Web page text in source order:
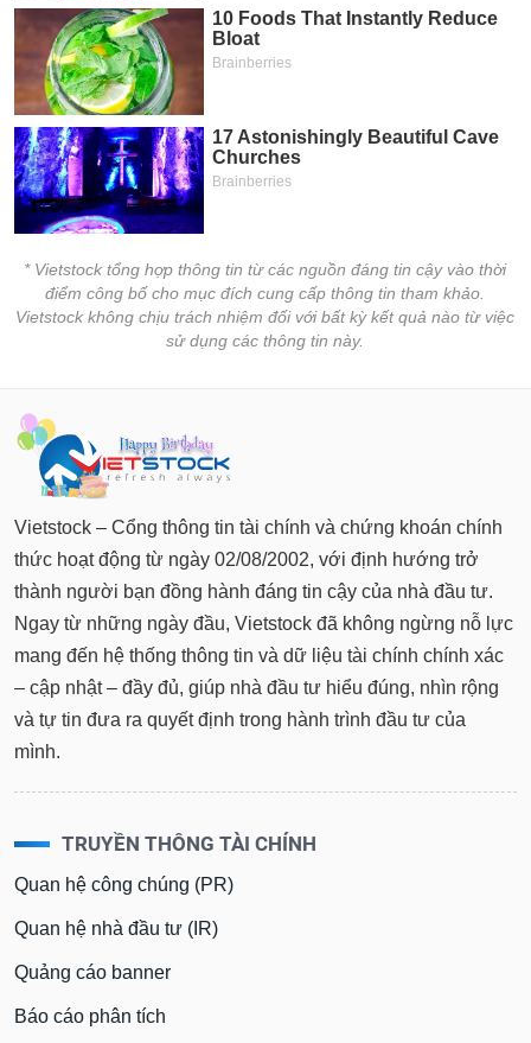
* Vietstock tổng hợp thông tin từ các nguồn đáng tin cậy vào thời
điểm công bố cho mục đích cung cấp thông tin tham khảo.
Vietstock không chịu trách nhiệm đối với bất kỳ kết quả nào từ việc
sử dụng các thông tin này.
Vietstock – Cổng thông tin tài chính và chứng khoán chính
thức hoạt động từ ngày 02/08/2002, với định hướng trở
thành người bạn đồng hành đáng tin cậy của nhà đầu tư.
Ngay từ những ngày đầu, Vietstock đã không ngừng nỗ lực
mang đến hệ thống thông tin và dữ liệu tài chính chính xác
– cập nhật – đầy đủ, giúp nhà đầu tư hiểu đúng, nhìn rộng
và tự tin đưa ra quyết định trong hành trình đầu tư của
mình.
TRUYỀN THÔNG TÀI CHÍNH
Quan hệ công chúng (PR)
Quan hệ nhà đầu tư (IR)
Quảng cáo banner
Báo cáo phân tích